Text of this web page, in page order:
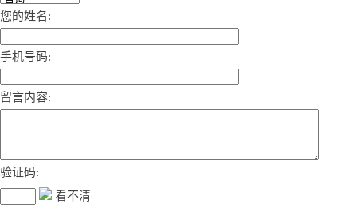
您的姓名:
手机号码:
留言内容:
验证码:
看不清